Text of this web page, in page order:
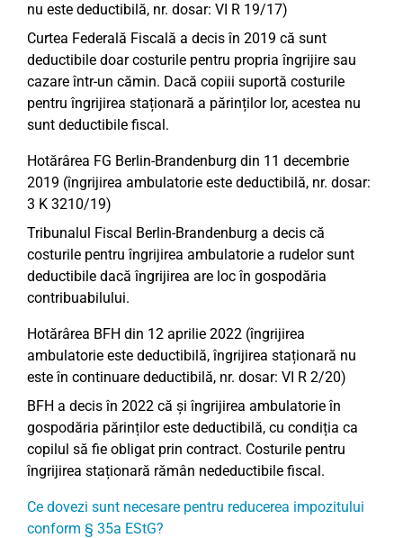
nu este deductibilă, nr. dosar: VI R 19/17)
Curtea Federală Fiscală a decis în 2019 că sunt
deductibile doar costurile pentru propria îngrijire sau
cazare într-un cămin. Dacă copiii suportă costurile
pentru îngrijirea staționară a părinților lor, acestea nu
sunt deductibile fiscal.
Hotărârea FG Berlin-Brandenburg din 11 decembrie
2019 (îngrijirea ambulatorie este deductibilă, nr. dosar:
3 K 3210/19)
Tribunalul Fiscal Berlin-Brandenburg a decis că
costurile pentru îngrijirea ambulatorie a rudelor sunt
deductibile dacă îngrijirea are loc în gospodăria
contribuabilului.
Hotărârea BFH din 12 aprilie 2022 (îngrijirea
ambulatorie este deductibilă, îngrijirea staționară nu
este în continuare deductibilă, nr. dosar: VI R 2/20)
BFH a decis în 2022 că și îngrijirea ambulatorie în
gospodăria părinților este deductibilă, cu condiția ca
copilul să fie obligat prin contract. Costurile pentru
îngrijirea staționară rămân nedeductibile fiscal.
Ce dovezi sunt necesare pentru reducerea impozitului
conform § 35a EStG?